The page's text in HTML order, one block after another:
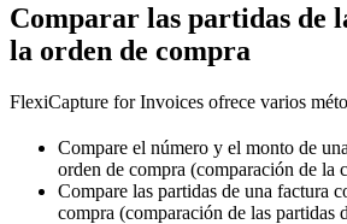
Comparar las partidas de
la orden de compra
FlexiCapture for Invoices ofrece varios
Compare el número y el monto de
orden de compra (comparación de la
Compare las partidas de una factura
compra (comparación de las partidas